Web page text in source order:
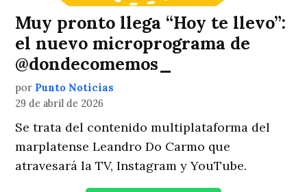
Muy pronto llega “Hoy te llevo”:
el nuevo microprograma de
@dondecomemos_
por Punto Noticias
29 de abril de 2026
Se trata del contenido multiplataforma del
marplatense Leandro Do Carmo que
atravesará la TV, Instagram y YouTube.